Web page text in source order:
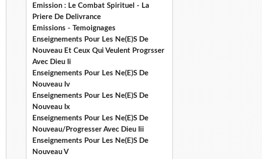
Emission : Le Combat Spirituel - La
Priere De Delivrance
Emissions - Temoignages
Enseignements Pour Les Ne(E)S De
Nouveau Et Ceux Qui Veulent Progrsser
Avec Dieu Ii
Enseignements Pour Les Ne(E)S De
Nouveau Iv
Enseignements Pour Les Ne(E)S De
Nouveau Ix
Enseignements Pour Les Ne(E)S De
Nouveau/Progresser Avec Dieu Iii
Enseignements Pour Les Ne(E)S De
Nouveau V